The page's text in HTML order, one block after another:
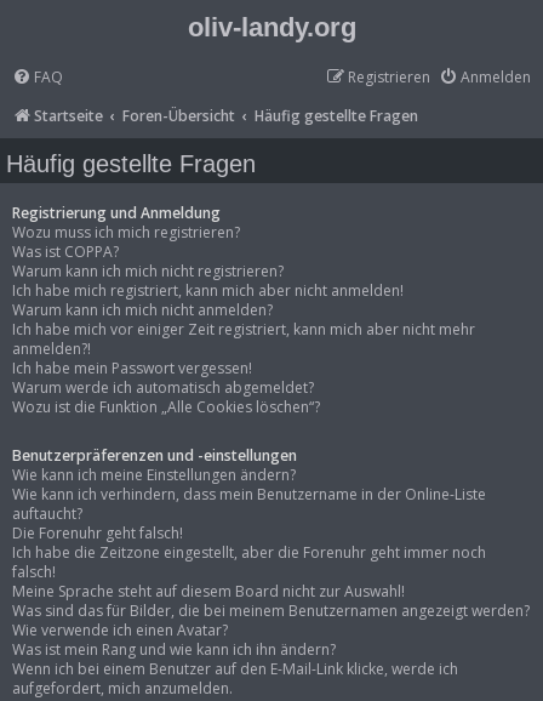
oliv-landy.org
FAQ Anmelden
Registrieren
Startseite
Foren-Übersicht Häufig gestellte Fragen
Häufig gestellte Fragen
Registrierung und Anmeldung
Wozu muss ich mich registrieren?
Was ist COPPA?
Warum kann ich mich nicht registrieren?
Ich habe mich registriert, kann mich aber nicht anmelden!
Warum kann ich mich nicht anmelden?
Ich habe mich vor einiger Zeit registriert, kann mich aber nicht mehr
anmelden?!
Ich habe mein Passwort vergessen!
Warum werde ich automatisch abgemeldet?
Wozu ist die Funktion „Alle Cookies löschen“?
Benutzerpräferenzen und -einstellungen
Wie kann ich meine Einstellungen ändern?
Wie kann ich verhindern, dass mein Benutzername in der Online-Liste
auftaucht?
Die Forenuhr geht falsch!
Ich habe die Zeitzone eingestellt, aber die Forenuhr geht immer noch
falsch!
Meine Sprache steht auf diesem Board nicht zur Auswahl!
Was sind das für Bilder, die bei meinem Benutzernamen angezeigt werden?
Wie verwende ich einen Avatar?
Was ist mein Rang und wie kann ich ihn ändern?
Wenn ich bei einem Benutzer auf den E-Mail-Link klicke, werde ich
aufgefordert, mich anzumelden.